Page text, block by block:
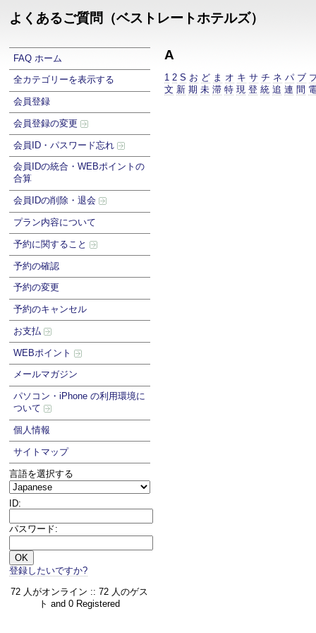
よくあるご質問（ベストレートホテルズ）
FAQ ホーム
全カテゴリーを表示する
会員登録
会員登録の変更
会員ID・パスワード忘れ
会員IDの統合・WEBポイントの
合算
会員IDの削除・退会
プラン内容について
予約に関すること
予約の確認
予約の変更
予約のキャンセル
お支払
WEBポイント
メールマガジン
パソコン・iPhone の利用環境に
ついて
個人情報
サイトマップ
言語を選択する
ID:
パスワード:
登録したいですか?
72 人がオンライン :: 72 人のゲス
ト and 0 Registered
A
1 2 S お ど ま オ キ サ チ ネ パ ブ
文 新 期 未 滞 特 現 登 統 追 連 間